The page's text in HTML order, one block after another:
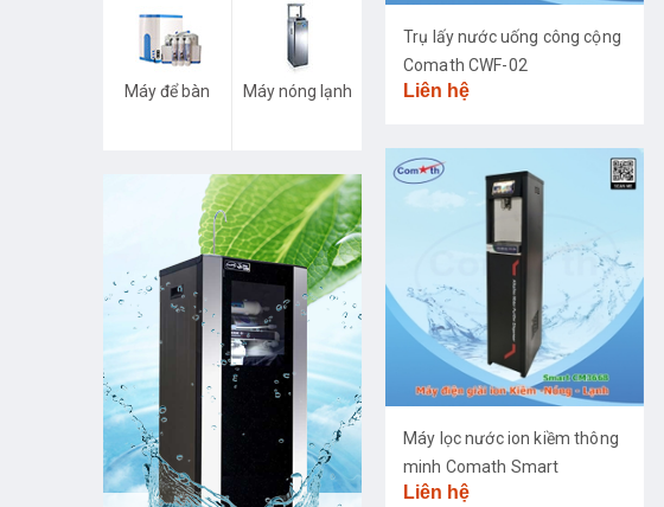
Máy để bàn Máy nóng lạnh
Trụ lấy nước uống công cộng
Comath CWF-02
Liên hệ
Máy lọc nước ion kiềm thông
minh Comath Smart
CM3668
Liên hệ